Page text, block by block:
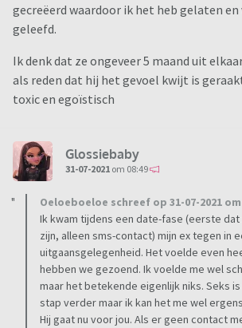
gecreëerd waardoor ik het heb gelaten en
geleefd.
Ik denk dat ze ongeveer 5 maand uit
als reden dat hij het gevoel kwijt is
toxic en egoïstisch
Glossiebaby
31-07-2021 om 08:49
Oeloeboeloe schreef op 31-07-2021 om
Ik kwam tijdens een date-fase (eerste
zijn, alleen sms-contact) mijn ex tegen in
uitgaansgelegenheid. Het voelde even
hebben we gezoend. Ik voelde me wel
maar het betekende eigenlijk niks. Seks
stap verder maar ik kan het me wel
Hij gaat nu voor jou. Als er geen contact